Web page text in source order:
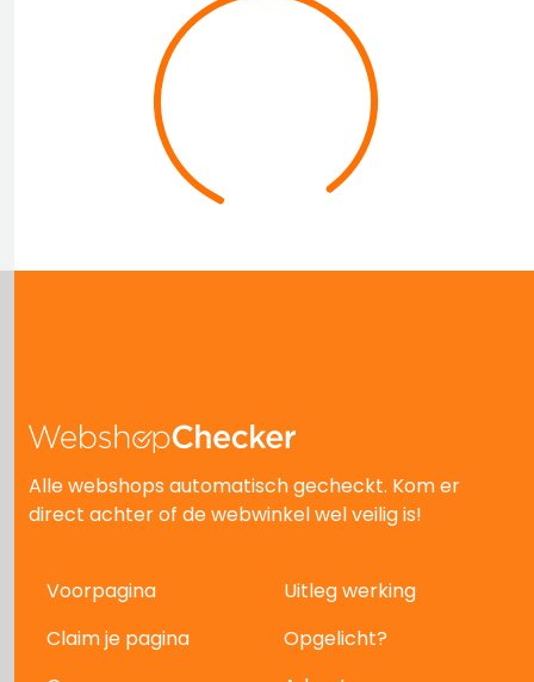
Alle webshops automatisch gecheckt. Kom er
direct achter of de webwinkel wel veilig is!
Voorpagina
Uitleg werking
Claim je pagina
Opgelicht?